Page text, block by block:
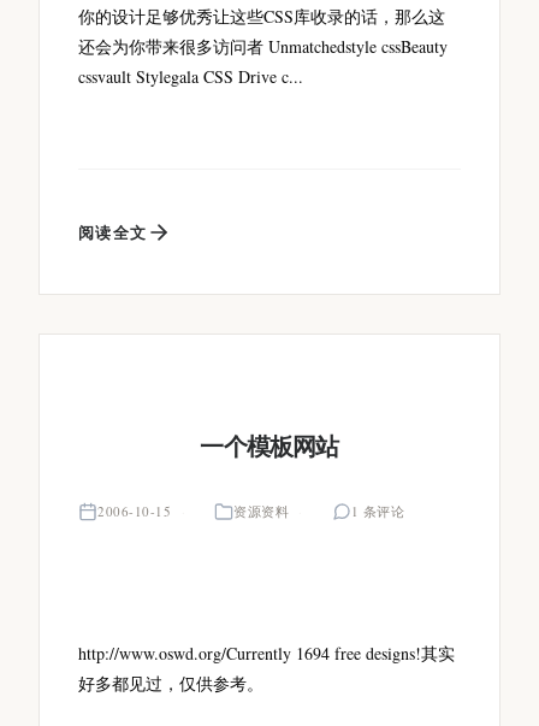
你的设计足够优秀让这些CSS库收录的话，那么这
还会为你带来很多访问者 Unmatchedstyle cssBeauty
cssvault Stylegala CSS Drive c...
阅读全文
一个模板网站
2006-10-15 资源资料 1 条评论
http://www.oswd.org/Currently 1694 free designs!其实
好多都见过，仅供参考。